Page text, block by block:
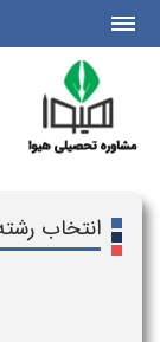
|||
انتخاب